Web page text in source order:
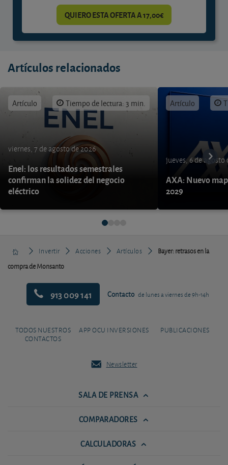
QUIERO ESTA OFERTA A 17,00€
Artículos relacionados
Artículo Tiempo de lectura: 3 min.
viernes, 7 de agosto de 2026
Enel: los resultados semestrales
confirman la solidez del negocio
eléctrico
Artículo
jueves, 6 de agosto
AXA: Nuevo
2029
Invertir Acciones Artículos
Bayer: retrasos en la
compra de Monsanto
913 009 141 Contacto de lunes a viernes de 9h-14h
TODOS NUESTROS
CONTACTOS
APP OCU INVERSIONES PUBLICACIONES
Newsletter
SALA DE PRENSA
COMPARADORES
CALCULADORAS